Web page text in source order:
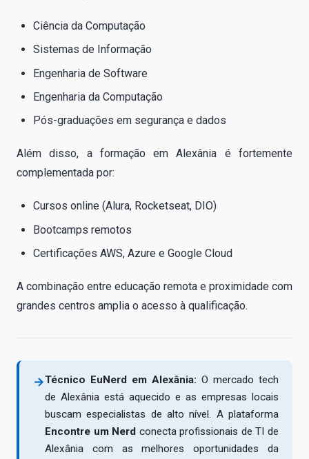
Ciência da Computação
Sistemas de Informação
Engenharia de Software
Engenharia da Computação
Pós-graduações em segurança e dados
Além disso, a formação em Alexânia é fortemente
complementada por:
Cursos online (Alura, Rocketseat, DIO)
Bootcamps remotos
Certificações AWS, Azure e Google Cloud
A combinação entre educação remota e proximidade com
grandes centros amplia o acesso à qualificação.
→Técnico EuNerd em Alexânia: O mercado tech
de Alexânia está aquecido e as empresas locais
buscam especialistas de alto nível. A plataforma
Encontre um Nerd conecta profissionais de TI de
Alexânia com as melhores oportunidades da